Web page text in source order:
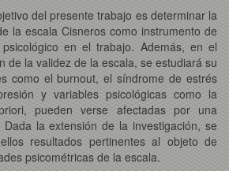
del presente trabajo es determinar la
la escala Cisneros como instrumento de
en el trabajo. Además, en el
de la validez de la escala, se estudiará su
como el burnout, el síndrome de estrés
y variables psicológicas como la
pueden verse afectadas por una
la extensión de la investigación, se
resultados pertinentes al objeto de
psicométricas de la escala.